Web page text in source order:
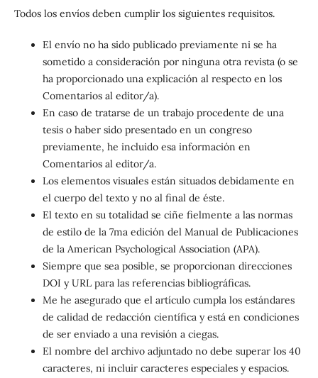
Todos los envíos deben cumplir los siguientes requisitos.
El envío no ha sido publicado previamente ni se ha
sometido a consideración por ninguna otra revista (o se
ha proporcionado una explicación al respecto en los
Comentarios al editor/a).
En caso de tratarse de un trabajo procedente de una
tesis o haber sido presentado en un congreso
previamente, he incluido esa información en
Comentarios al editor/a.
Los elementos visuales están situados debidamente en
el cuerpo del texto y no al final de éste.
El texto en su totalidad se ciñe fielmente a las normas
de estilo de la 7ma edición del Manual de Publicaciones
de la American Psychological Association (APA).
Siempre que sea posible, se proporcionan direcciones
DOI y URL para las referencias bibliográficas.
Me he asegurado que el artículo cumpla los estándares
de calidad de redacción científica y está en condiciones
de ser enviado a una revisión a ciegas.
El nombre del archivo adjuntado no debe superar los 40
caracteres, ni incluir caracteres especiales y espacios.